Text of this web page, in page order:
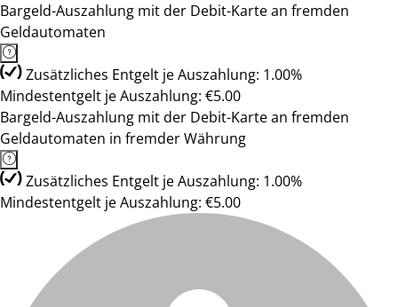
Bargeld-Auszahlung mit der Debit-Karte an fremden
Geldautomaten
Zusätzliches Entgelt je Auszahlung: 1.00%
Mindestentgelt je Auszahlung: €5.00
Bargeld-Auszahlung mit der Debit-Karte an fremden
Geldautomaten in fremder Währung
Zusätzliches Entgelt je Auszahlung: 1.00%
Mindestentgelt je Auszahlung: €5.00